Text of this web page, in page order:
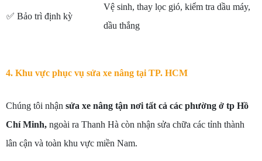
✅ Bảo trì định kỳ
Vệ sinh, thay lọc gió, kiểm tra dầu máy,
dầu thắng
4. Khu vực phục vụ sửa xe nâng tại TP. HCM
Chúng tôi nhận sửa xe nâng tận nơi tất cả các phường ở tp Hồ
Chí Minh, ngoài ra Thanh Hà còn nhận sửa chữa các tỉnh thành
lân cận và toàn khu vực miền Nam.